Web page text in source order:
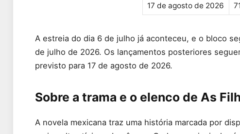
17 de agosto de 2026
A estreia do dia 6 de julho já aconteceu, e o bloco
de julho de 2026. Os lançamentos posteriores
previsto para 17 de agosto de 2026.
Sobre a trama e o elenco de As
A novela mexicana traz uma história marcada por